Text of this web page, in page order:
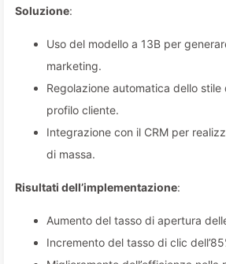
Soluzione:
Uso del modello a 13B per
marketing.
Regolazione automatica dello
profilo cliente.
Integrazione con il CRM per
di massa.
Risultati dell’implementazione:
Aumento del tasso di apertura
Incremento del tasso di clic